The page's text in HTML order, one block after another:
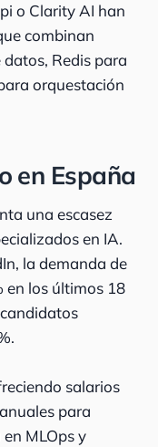
o Clarity AI han
combinan
Redis para
orquestación
en España
una escasez
en IA.
la demanda de
en los últimos 18
salarios
para
MLOps y